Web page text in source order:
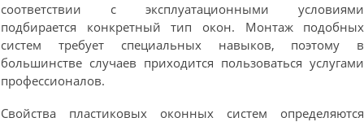
соответствии с эксплуатационными условиями
подбирается конкретный тип окон. Монтаж подобных
систем требует специальных навыков, поэтому в
большинстве случаев приходится пользоваться услугами
профессионалов.
Свойства пластиковых оконных систем определяются